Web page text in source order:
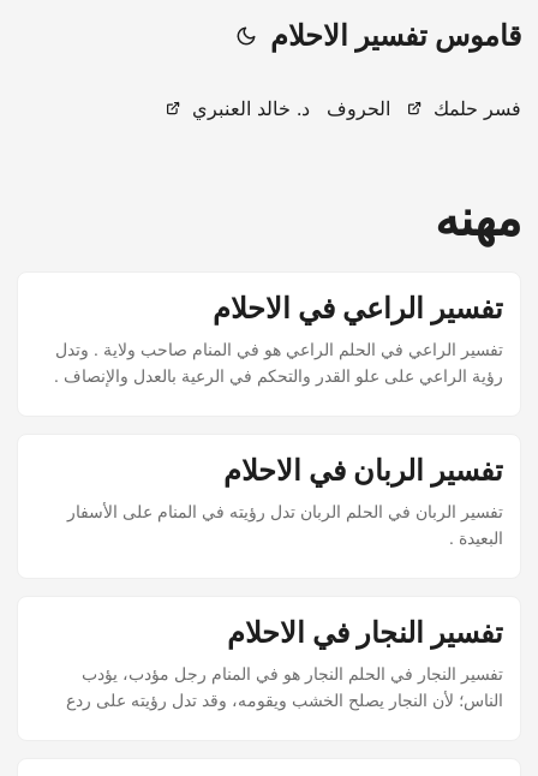
قاموس تفسير الاحلام
فسر حلمك الحروف د. خالد العنبري
مهنه
تفسير الراعي في الاحلام
تفسير الراعي في الحلم الراعي هو في المنام صاحب ولاية . وتدل
رؤية الراعي على علو القدر والتحكم في الرعية بالعدل والإنصاف .
تفسير الربان في الاحلام
تفسير الربان في الحلم الربان تدل رؤيته في المنام على الأسفار
البعيدة .
تفسير النجار في الاحلام
تفسير النجار في الحلم النجار هو في المنام رجل مؤدب، يؤدب
الناس؛ لأن النجار يصلح الخشب ويقومه، وقد تدل رؤيته على ردع